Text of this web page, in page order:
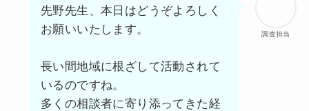
調査担当
先野先生、本日はどうぞよろしく
お願いいたします。
長い間地域に根ざして活動されて
いるのですね。
多くの相談者に寄り添ってきた経